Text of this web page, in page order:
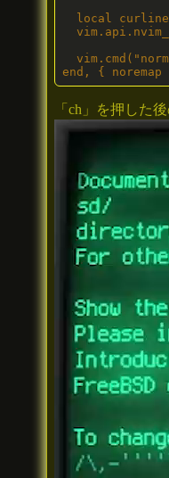
local
end, {
「ch」を押した